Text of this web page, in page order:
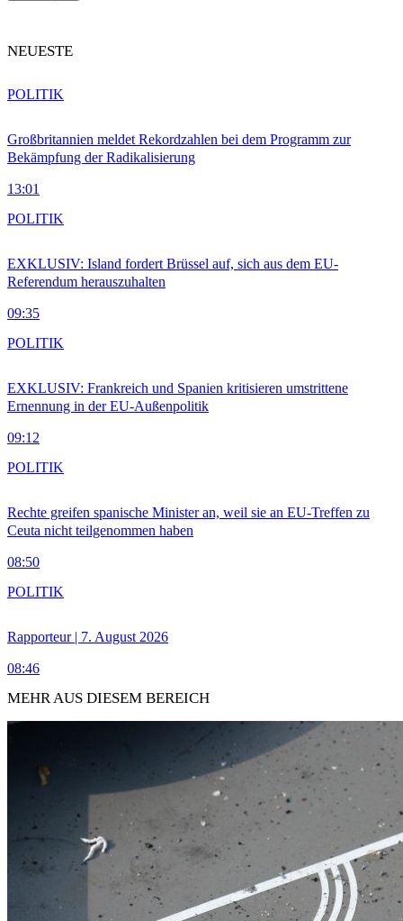
NEUESTE
Großbritannien meldet Rekordzahlen bei dem Programm zur
Bekämpfung der Radikalisierung
13:01
POLITIK
EXKLUSIV: Island fordert Brüssel auf, sich aus dem EU-
Referendum herauszuhalten
09:35
POLITIK
EXKLUSIV: Frankreich und Spanien kritisieren umstrittene
Ernennung in der EU-Außenpolitik
09:12
POLITIK
Rechte greifen spanische Minister an, weil sie an EU-Treffen zu
Ceuta nicht teilgenommen haben
08:50
POLITIK
Rapporteur | 7. August 2026
08:46
POLITIK
MEHR AUS DIESEM BEREICH